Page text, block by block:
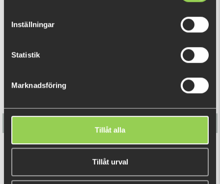
Inställningar
Statistik
Marknadsföring
Tillåt alla
Tillåt urval
Flöte (Multimete)
79 kr